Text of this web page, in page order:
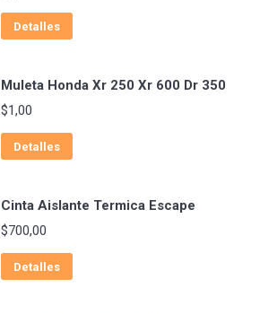
Detalles
Muleta Honda Xr 250 Xr 600 Dr 350
$1,00
Detalles
Cinta Aislante Termica Escape
$700,00
Detalles